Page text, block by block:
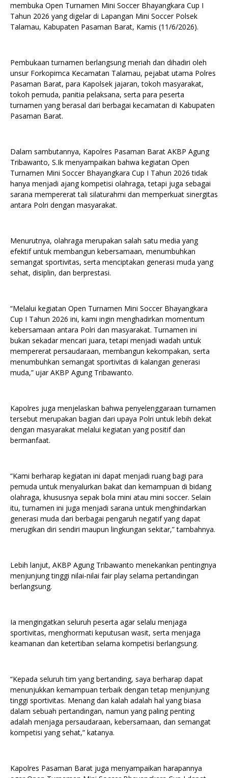
membuka Open Turnamen Mini Soccer Bhayangkara Cup I
Tahun 2026 yang digelar di Lapangan Mini Soccer Polsek
Talamau, Kabupaten Pasaman Barat, Kamis (11/6/2026).
Pembukaan turnamen berlangsung meriah dan dihadiri oleh
unsur Forkopimca Kecamatan Talamau, pejabat utama Polres
Pasaman Barat, para Kapolsek jajaran, tokoh masyarakat,
tokoh pemuda, panitia pelaksana, serta para peserta
turnamen yang berasal dari berbagai kecamatan di Kabupaten
Pasaman Barat.
Dalam sambutannya, Kapolres Pasaman Barat AKBP Agung
Tribawanto, S.Ik menyampaikan bahwa kegiatan Open
Turnamen Mini Soccer Bhayangkara Cup I Tahun 2026 tidak
hanya menjadi ajang kompetisi olahraga, tetapi juga sebagai
sarana mempererat tali silaturahmi dan memperkuat sinergitas
antara Polri dengan masyarakat.
Menurutnya, olahraga merupakan salah satu media yang
efektif untuk membangun kebersamaan, menumbuhkan
semangat sportivitas, serta menciptakan generasi muda yang
sehat, disiplin, dan berprestasi.
“Melalui kegiatan Open Turnamen Mini Soccer Bhayangkara
Cup I Tahun 2026 ini, kami ingin menghadirkan momentum
kebersamaan antara Polri dan masyarakat. Turnamen ini
bukan sekadar mencari juara, tetapi menjadi wadah untuk
mempererat persaudaraan, membangun kekompakan, serta
menumbuhkan semangat sportivitas di kalangan generasi
muda,” ujar AKBP Agung Tribawanto.
Kapolres juga menjelaskan bahwa penyelenggaraan turnamen
tersebut merupakan bagian dari upaya Polri untuk lebih dekat
dengan masyarakat melalui kegiatan yang positif dan
bermanfaat.
“Kami berharap kegiatan ini dapat menjadi ruang bagi para
pemuda untuk menyalurkan bakat dan kemampuan di bidang
olahraga, khususnya sepak bola mini atau mini soccer. Selain
itu, turnamen ini juga menjadi sarana untuk menghindarkan
generasi muda dari berbagai pengaruh negatif yang dapat
merugikan diri sendiri maupun lingkungan sekitar,” tambahnya.
Lebih lanjut, AKBP Agung Tribawanto menekankan pentingnya
menjunjung tinggi nilai-nilai fair play selama pertandingan
berlangsung.
Ia mengingatkan seluruh peserta agar selalu menjaga
sportivitas, menghormati keputusan wasit, serta menjaga
keamanan dan ketertiban selama kompetisi berlangsung.
“Kepada seluruh tim yang bertanding, saya berharap dapat
menunjukkan kemampuan terbaik dengan tetap menjunjung
tinggi sportivitas. Menang dan kalah adalah hal yang biasa
dalam sebuah pertandingan, namun yang paling penting
adalah menjaga persaudaraan, kebersamaan, dan semangat
kompetisi yang sehat,” katanya.
Kapolres Pasaman Barat juga menyampaikan harapannya